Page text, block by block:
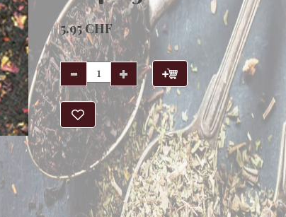
5.95 CHF